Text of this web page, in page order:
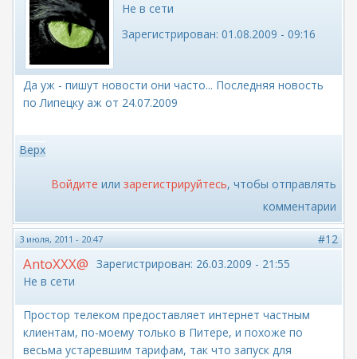
Не в сети
Зарегистрирован: 01.08.2009 - 09:16
Да уж - пишут новости они часто... Последняя новость
по Липецку аж от 24.07.2009
Верх
Войдите или зарегистрируйтесь, чтобы отправлять
комментарии
3 июля, 2011 - 20:47 #12
AntoXXX@
Не в сети
Зарегистрирован: 26.03.2009 - 21:55
Простор телеком предоставляет интернет частным
клиентам, по-моему только в Питере, и похоже по
весьма устаревшим тарифам, так что запуск для